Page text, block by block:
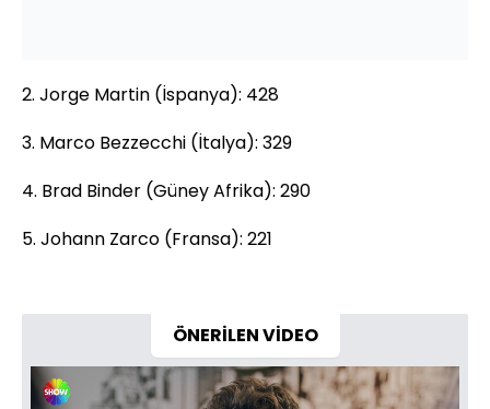
2. Jorge Martin (İspanya): 428
3. Marco Bezzecchi (İtalya): 329
4. Brad Binder (Güney Afrika): 290
5. Johann Zarco (Fransa): 221
ÖNERİLEN VİDEO